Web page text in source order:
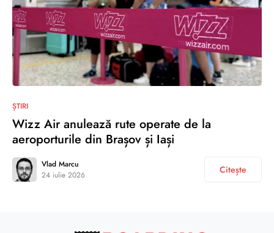
ȘTIRI
Wizz Air anulează rute operate de la
aeroporturile din Brașov și Iași
Vlad Marcu
24 iulie 2026
Citește